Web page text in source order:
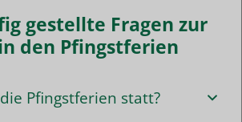
gestellte Fragen zur
den Pfingstferien
Pfingstferien statt?